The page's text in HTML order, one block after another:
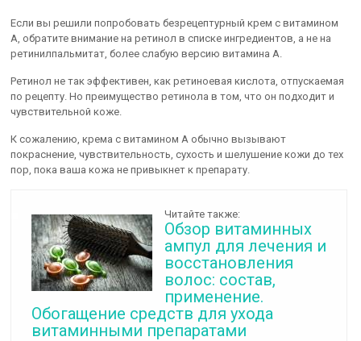
Если вы решили попробовать безрецептурный крем с витамином
А, обратите внимание на ретинол в списке ингредиентов, а не на
ретинилпальмитат, более слабую версию витамина А.
Ретинол не так эффективен, как ретиноевая кислота, отпускаемая
по рецепту. Но преимущество ретинола в том, что он подходит и
чувствительной коже.
К сожалению, крема с витамином А обычно вызывают
покраснение, чувствительность, сухость и шелушение кожи до тех
пор, пока ваша кожа не привыкнет к препарату.
Читайте также:
Обзор витаминных
ампул для лечения и
восстановления
волос: состав,
применение.
Обогащение средств для ухода
витаминными препаратами